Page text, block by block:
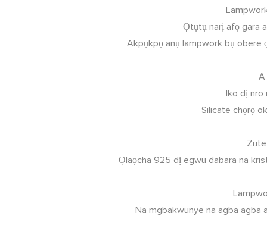
Ọtụtụ narị afọ gara
Akpụkpọ anụ lampwork bụ obere
A
Iko dị
Silicate chọrọ
Ọlaọcha 925 dị egwu dabara na
Na mgbakwunye na agba agba